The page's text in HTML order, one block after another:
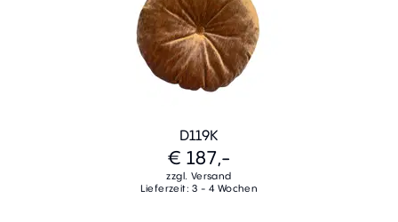
D119K
€ 187,-
zzgl. Versand
Lieferzeit: 3 - 4 Wochen